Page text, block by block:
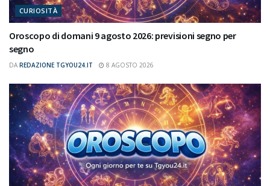
CURIOSITÀ
Oroscopo di domani 9 agosto 2026: previsioni segno per
segno
DA REDAZIONE TGYOU24.IT 8 AGOSTO 2026